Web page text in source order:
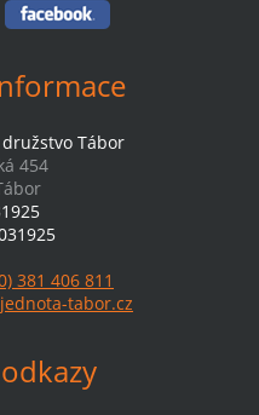
Tábor
454
381 406 811
tabor.cz